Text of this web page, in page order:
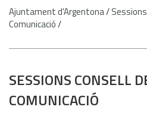
Ajuntament d'Argentona/
Comunicació/
SESSIONS CONSELL
COMUNICACIÓ